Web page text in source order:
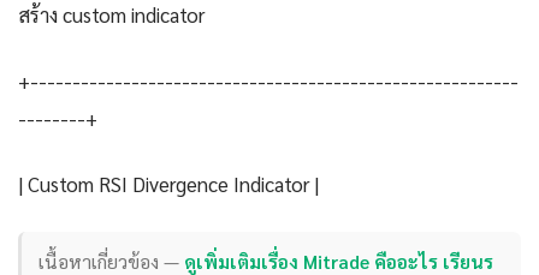
สร้าง custom indicator
+----------------------------------------------------------
--------+
| Custom RSI Divergence Indicator |
เนื้อหาเกี่ยวข้อง — ดูเพิ่มเติมเรื่อง Mitrade คืออะไร เรียนร